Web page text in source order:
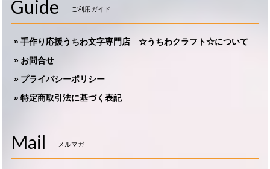
Guide ご利用ガイド
手作り応援うちわ文字専門店 ☆うちわクラフト☆について
お問合せ
プライバシーポリシー
特定商取引法に基づく表記
Mail メルマガ